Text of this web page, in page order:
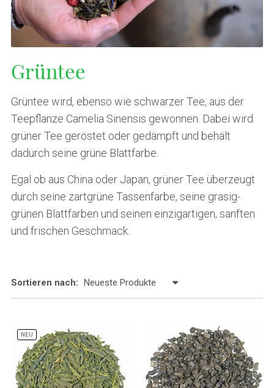
Grüntee
Grüntee wird, ebenso wie schwarzer Tee, aus der
Teepflanze Camelia Sinensis gewonnen. Dabei wird
grüner Tee geröstet oder gedämpft und behält
dadurch seine grüne Blattfarbe.
Egal ob aus China oder Japan, grüner Tee überzeugt
durch seine zartgrüne Tassenfarbe, seine grasig-
grünen Blattfarben und seinen einzigartigen, sanften
und frischen Geschmack.
Sortieren nach:
NEU